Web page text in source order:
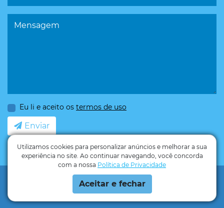
Mensagem
Eu li e aceito os termos de uso
Enviar
Climax Ambiental © Todos os direitos reservados. Implementação de
conteúdo e material fornecidos pelo administrador.
Criação de Sites:GV8 Agência Digital
Utilizamos cookies para personalizar anúncios e melhorar a sua
experiência no site. Ao continuar navegando, você concorda
com a nossa Política de Privacidade
Aceitar e fechar